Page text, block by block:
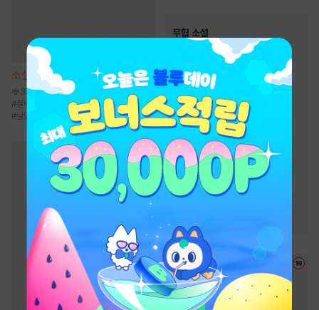
소설 해일주의보 [단행본]
3.8천
#철벽녀 사차원남 #소유욕/집착
#달달물
무협 소설
인기 키워드
#먼치킨
성장물
검객/무사
#회귀물 #고독함
#사이다물 #잔잔함
#
정파 # 귀환물
# 차원이동물
유쾌함
# 복수물 환생물
#